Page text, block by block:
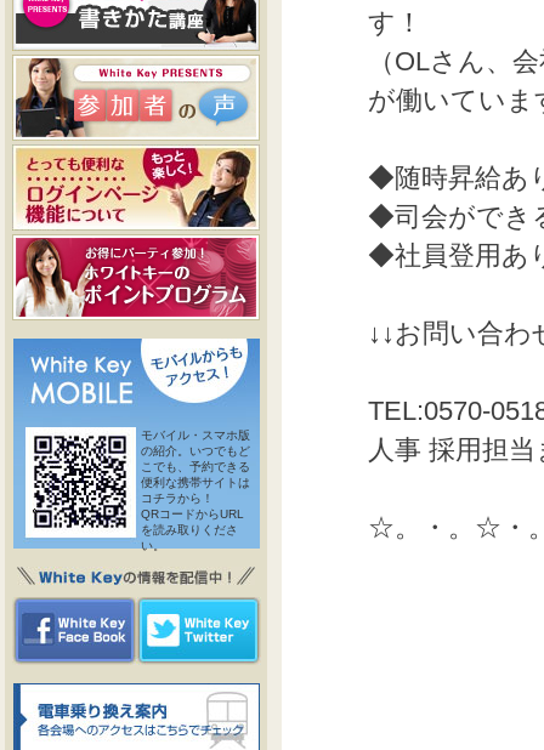
モバイル・スマホ版
の紹介。いつでもど
こでも、予約できる
便利な携帯サイトは
コチラから！
QRコードからURL
を読み取りくださ
い。
す！
（OLさん、
が働いていま
◆随時昇給あ
◆司会ができ
◆社員登用あ
↓↓お問い合わ
TEL:0570-
人事 採用担
☆。・。☆・